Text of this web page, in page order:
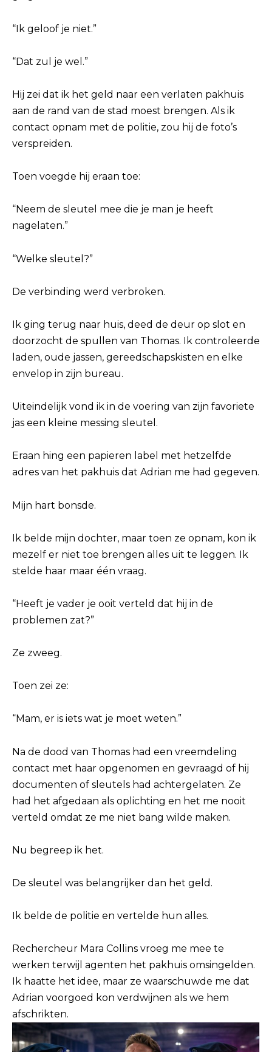
“Ik geloof je niet.”
“Dat zul je wel.”
Hij zei dat ik het geld naar een verlaten pakhuis
aan de rand van de stad moest brengen. Als ik
contact opnam met de politie, zou hij de foto’s
verspreiden.
Toen voegde hij eraan toe:
“Neem de sleutel mee die je man je heeft
nagelaten.”
“Welke sleutel?”
De verbinding werd verbroken.
Ik ging terug naar huis, deed de deur op slot en
doorzocht de spullen van Thomas. Ik controleerde
laden, oude jassen, gereedschapskisten en elke
envelop in zijn bureau.
Uiteindelijk vond ik in de voering van zijn favoriete
jas een kleine messing sleutel.
Eraan hing een papieren label met hetzelfde
adres van het pakhuis dat Adrian me had gegeven.
Mijn hart bonsde.
Ik belde mijn dochter, maar toen ze opnam, kon ik
mezelf er niet toe brengen alles uit te leggen. Ik
stelde haar maar één vraag.
“Heeft je vader je ooit verteld dat hij in de
problemen zat?”
Ze zweeg.
Toen zei ze:
“Mam, er is iets wat je moet weten.”
Na de dood van Thomas had een vreemdeling
contact met haar opgenomen en gevraagd of hij
documenten of sleutels had achtergelaten. Ze
had het afgedaan als oplichting en het me nooit
verteld omdat ze me niet bang wilde maken.
Nu begreep ik het.
De sleutel was belangrijker dan het geld.
Ik belde de politie en vertelde hun alles.
Rechercheur Mara Collins vroeg me mee te
werken terwijl agenten het pakhuis omsingelden.
Ik haatte het idee, maar ze waarschuwde me dat
Adrian voorgoed kon verdwijnen als we hem
afschrikten.